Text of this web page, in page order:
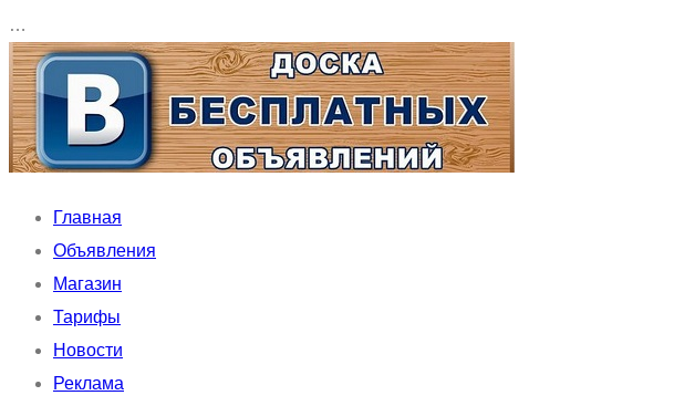
…
Главная
Объявления
Магазин
Тарифы
Новости
Реклама